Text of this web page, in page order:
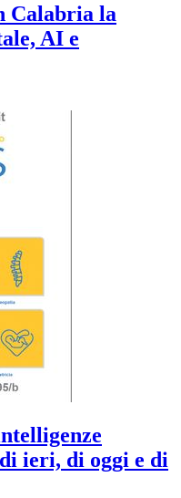
Calabria la
AI e
ieri, di oggi e di